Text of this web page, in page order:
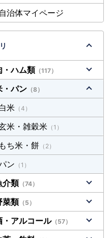
自治体マイページ
・ハム類 （117）
・パン （8）
米 （4）
米・雑穀米 （1）
もち米・餅 （2）
ン （1）
介類 （74）
菜類 （5）
・アルコール（57）